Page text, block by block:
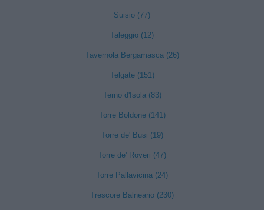
Suisio (77)
Taleggio (12)
Tavernola Bergamasca (26)
Telgate (151)
Terno d'Isola (83)
Torre Boldone (141)
Torre de' Busi (19)
Torre de' Roveri (47)
Torre Pallavicina (24)
Trescore Balneario (230)